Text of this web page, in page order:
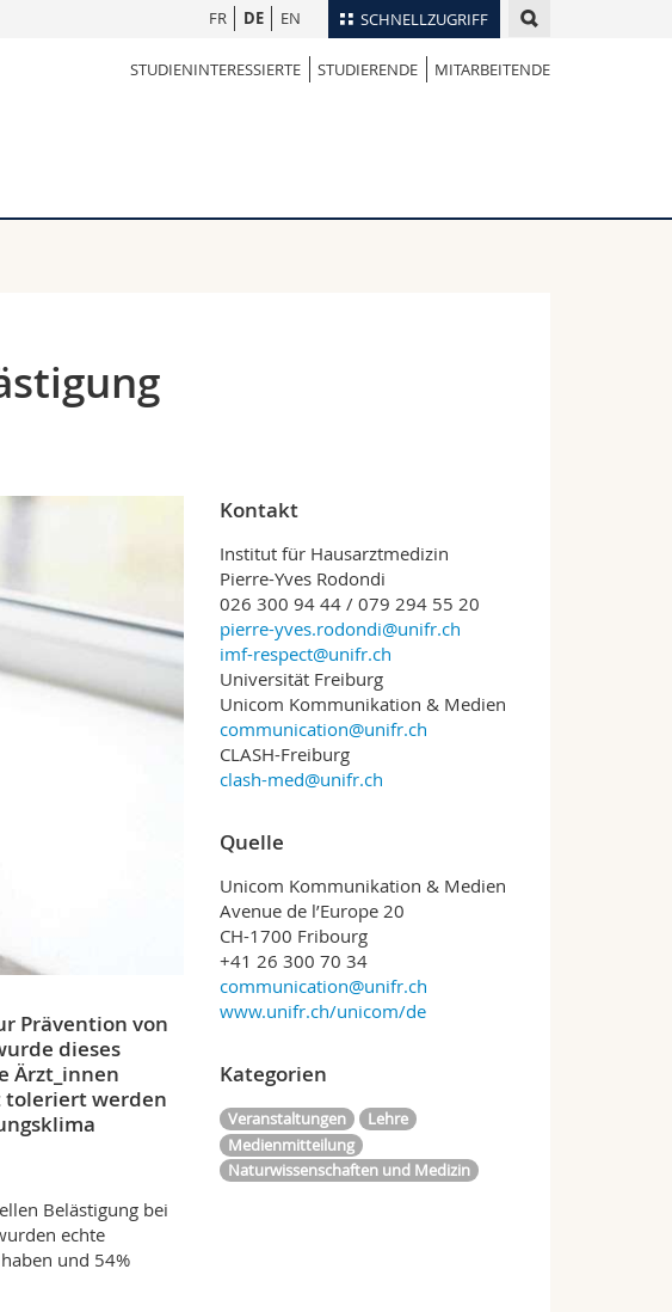
SCHNELLZUGRIFF
Personenverzeichnis
Vorlesungsverzeichnis
FR DE EN
STUDIENINTERESSIERTE STUDIERENDE MITARBEITENDE
Prävention von
dieses
Ärzt_innen
toleriert werden
Belästigung bei
echte
und 54%
Kontakt
Institut für Hausarztmedizin
Pierre-Yves Rodondi
026 300 94 44 / 079 294 55 20
pierre-yves.rodondi@unifr.ch
imf-respect@unifr.ch
Universität Freiburg
Unicom Kommunikation & Medien
communication@unifr.ch
CLASH-Freiburg
clash-med@unifr.ch
Quelle
Unicom Kommunikation & Medien
Avenue de l’Europe 20
CH-1700 Fribourg
+41 26 300 70 34
communication@unifr.ch
www.unifr.ch/unicom/de
Kategorien
Veranstaltungen
Lehre
Medienmitteilung
Naturwissenschaften und Medizin